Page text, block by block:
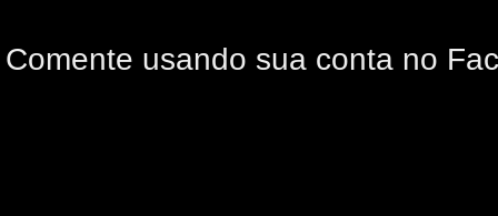
Comente usando sua conta no